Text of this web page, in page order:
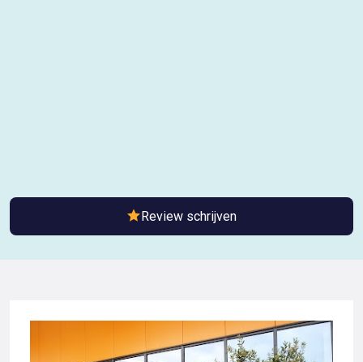
Review schrijven